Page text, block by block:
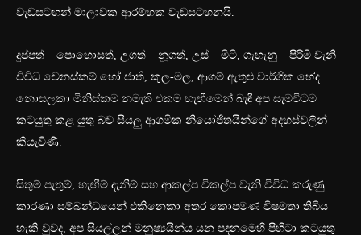
වැඩසටහන් මාලාවක ආරම්භක වැඩසටහනයි.
දුප්පත් – පොහොසත්, උගත් – නූගත්, උස් – මිටි, ගැහැනු – පිරිමි වැනි
විවිධ වෙනස්කම් හෝ ජාති, කුල-මල, ආගම් ඇතුළු වාර්ගික භේද
නොසලකා මිනිස්කම නමැති එකම හැඟීමෙන් බැඳී අප සැමවිටම
කටයුතු කළ යුතු බව සියලු ආගමික නියෝජිතයින්ගේ අදහස්වලින්
කියැවිණි.
සිතුම් පැතුම්, හැඟීම් දැනීම් සහ ආකල්ප විකල්ප වැනි විවිධ කරුණු
කාරණා සම්බන්ධයෙන් එකිනෙකා අතර කොපමණ විෂමතා තිබිය
හැකි වුවද, අප සියල්ලන් මනුෂ්‍යයින්ය යන පදනමෙහි පිහිටා කටයුතු